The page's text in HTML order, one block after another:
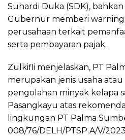
Suhardi Duka (SDK),
Gubernur memberi warning
perusahaan terkait
serta pembayaran pajak.
Zulkifli menjelaskan, PT
merupakan jenis usaha
pengolahan minyak kelapa
Pasangkayu atas
lingkungan PT Palma
008/76/DELH/PTSP.A/V/